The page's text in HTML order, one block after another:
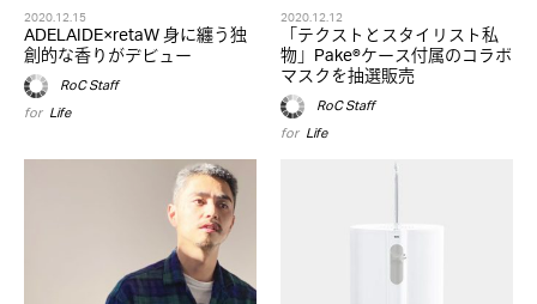
2020.12.15
ADELAIDE×retaW 身に纏う独
創的な香りがデビュー
RoC Staff
for Life
2020.12.12
「テクストとスタイリスト私
物」Pake®︎ケース付属のコラボ
マスクを抽選販売
RoC Staff
for Life